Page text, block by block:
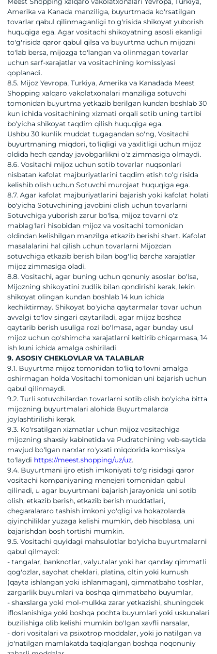
Amerika va Kanada manziliga, buyurtmada ko'rsatilgan
tovarlar qabul qilinmaganligi to'g'risida shikoyat yuborish
huquqiga ega. Agar vositachi shikoyatning asosli ekanligi
to'g'risida qaror qabul qilsa va buyurtma uchun mijozni
to'lab bersa, mijozga to'langan va olinmagan tovarlar
uchun sarf-xarajatlar va vositachining komissiyasi
qoplanadi.
8.5. Mijoz Yevropa, Turkiya, Amerika va Kanadada Meest
Shopping xalqaro vakolatxonalari manziliga sotuvchi
tomonidan buyurtma yetkazib berilgan kundan boshlab 30
kun ichida vositachining xizmati orqali sotib uning tartibi
bo'yicha shikoyat taqdim qilish huquqiga ega.
Ushbu 30 kunlik muddat tugagandan so'ng, Vositachi
buyurtmaning miqdori, to'liqligi va yaxlitligi uchun mijoz
oldida hech qanday javobgarlikni o'z zimmasiga olmaydi.
8.6. Vositachi mijoz uchun sotib tovarlar nuqsonlari
nisbatan kafolat majburiyatlarini taqdim etish to'g'risida
kelishib olish uchun Sotuvchi murojaat huquqiga ega.
8.7. Agar kafolat majburiyatlarini bajarish yoki kafolat holati
bo'yicha Sotuvchining javobini olish uchun tovarlarni
Sotuvchiga yuborish zarur bo'lsa, mijoz tovarni o'z
mablag'lari hisobidan mijoz va vositachi tomonidan
oldindan kelishilgan manzilga etkazib berishi shart. Kafolat
masalalarini hal qilish uchun tovarlarni Mijozdan
sotuvchiga etkazib berish bilan bog'liq barcha xarajatlar
mijoz zimmasiga oladi.
8.8. Vositachi, agar buning uchun qonuniy asoslar bo'lsa,
Mijozning shikoyatini zudlik bilan qondirishi kerak, lekin
shikoyat olingan kundan boshlab 14 kun ichida
kechiktirmay. Shikoyat bo'yicha qaytarmalar tovar uchun
avvalgi to'lov singari qaytariladi, agar mijoz boshqa
qaytarib berish usuliga rozi bo'lmasa, agar bunday usul
mijoz uchun qo'shimcha xarajatlarni keltirib chiqarmasa, 14
ish kuni ichida amalga oshiriladi.
9. ASOSIY CHEKLOVLAR VA TALABLAR
9.1. Buyurtma mijoz tomonidan to'liq to'lovni amalga
oshirmagan holda Vositachi tomonidan uni bajarish uchun
qabul qilinmaydi.
9.2. Turli sotuvchilardan tovarlarni sotib olish bo'yicha bitta
mijozning buyurtmalari alohida Buyurtmalarda
joylashtirilishi kerak.
9.3. Ko'rsatilgan xizmatlar uchun mijoz vositachiga
mijozning shaxsiy kabinetida va Pudratchining veb-saytida
mavjud bo'lgan narxlar ro'yxati miqdorida komissiya
to'laydi https://meest.shopping/uz/uz.
9.4. Buyurtmani ijro etish imkoniyati to'g'risidagi qaror
vositachi kompaniyaning menejeri tomonidan qabul
qilinadi, u agar buyurtmani bajarish jarayonida uni sotib
olish, etkazib berish, etkazib berish muddatlari,
chegaralararo tashish imkoni yo'qligi va hokazolarda
qiyinchiliklar yuzaga kelishi mumkin, deb hisoblasa, uni
bajarishdan bosh tortishi mumkin.
9.5. Vositachi quyidagi mahsulotlar bo'yicha buyurtmalarni
qabul qilmaydi:
- tangalar, banknotlar, valyutalar yoki har qanday qimmatli
qog'ozlar, sayohat cheklari, platina, oltin yoki kumush
(qayta ishlangan yoki ishlanmagan), qimmatbaho toshlar,
zargarlik buyumlari va boshqa qimmatbaho buyumlar,
- shaxslarga yoki mol-mulkka zarar yetkazishi, shuningdek
ifloslanishiga yoki boshqa pochta buyumlari yoki uskunalari
buzilishiga olib kelishi mumkin bo'lgan xavfli narsalar,
- dori vositalari va psixotrop moddalar, yoki jo'natilgan va
jo'natilgan mamlakatda taqiqlangan boshqa noqonuniy